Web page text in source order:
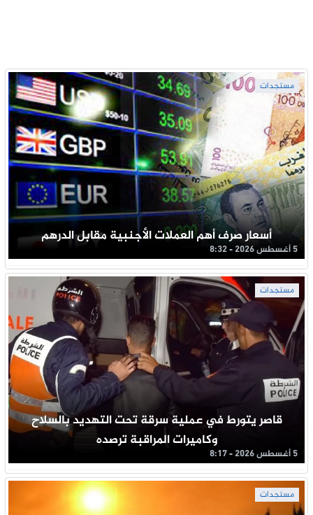
مستجدات
أسعار صرف أهم العملات الأجنبية مقابل الدرهم
5 أغسطس 2026 - 8:32
مستجدات
قاصر يتورط في عملية سرقة تحت التهديد بالسلاح
وكاميرات المراقبة ترصده
5 أغسطس 2026 - 8:17
مستجدات